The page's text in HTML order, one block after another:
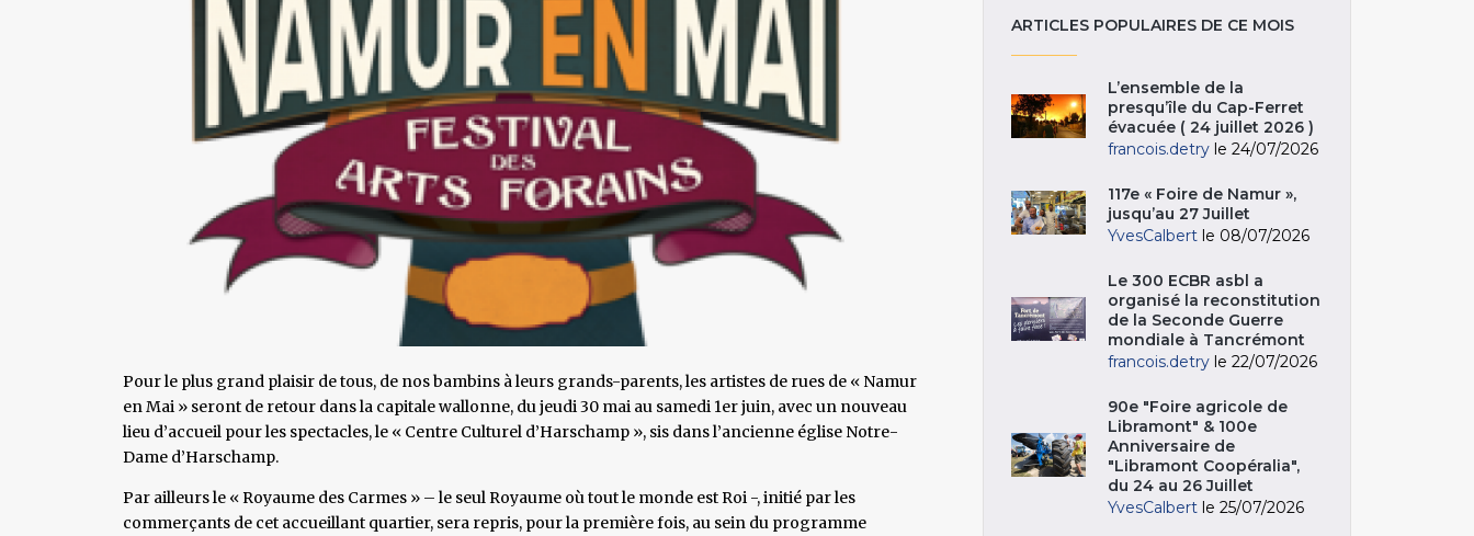
Pour le plus grand plaisir de tous, de nos bambins à leurs grands-parents, les artistes de rues de « Namur
en Mai » seront de retour dans la capitale wallonne, du jeudi 30 mai au samedi 1er juin, avec un nouveau
lieu d’accueil pour les spectacles, le « Centre Culturel d’Harschamp », sis dans l’ancienne église Notre-
Dame d’Harschamp.
Par ailleurs le « Royaume des Carmes » – le seul Royaume où tout le monde est Roi -, initié par les
commerçants de cet accueillant quartier, sera repris, pour la première fois, au sein du programme
ARTICLES POPULAIRES DE CE MOIS
L’ensemble de la
presqu’île du Cap-Ferret
évacuée ( 24 juillet 2026 )
francois.detry le 24/07/2026
117e « Foire de Namur »,
jusqu’au 27 Juillet
YvesCalbert le 08/07/2026
Le 300 ECBR asbl a
organisé la reconstitution
de la Seconde Guerre
mondiale à Tancrémont
francois.detry le 22/07/2026
90e "Foire agricole de
Libramont" & 100e
Anniversaire de
"Libramont Coopéralia",
du 24 au 26 Juillet
YvesCalbert le 25/07/2026